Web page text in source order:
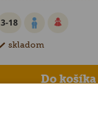
3-18
skladom